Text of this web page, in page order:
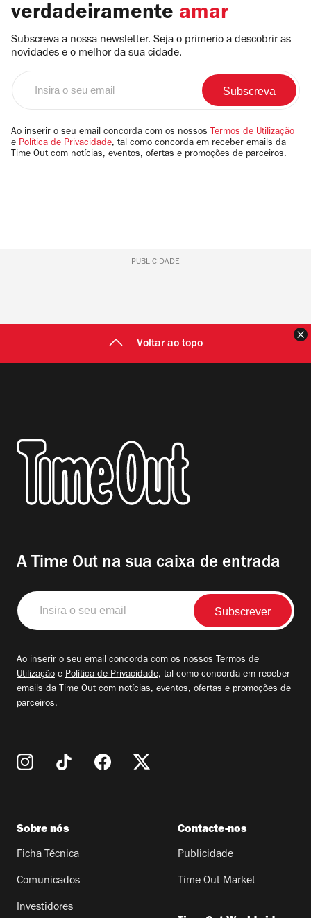
verdadeiramente amar
Subscreva a nossa newsletter. Seja o primerio a descobrir as
novidades e o melhor da sua cidade.
email
Ao inserir o seu email concorda com os nossos Termos de Utilização
e Política de Privacidade, tal como concorda em receber emails da
Time Out com notícias, eventos, ofertas e promoções de parceiros.
PUBLICIDADE
Voltar ao topo
A Time Out na sua caixa de entrada
Insira
o
seu
Ao inserir o seu email concorda com os nossos Termos de
Utilização e Política de Privacidade, tal como concorda em receber
emails da Time Out com notícias, eventos, ofertas e promoções de
parceiros.
Sobre nós
Ficha Técnica
Comunicados
Investidores
Contacte-nos
Publicidade
Time Out Market